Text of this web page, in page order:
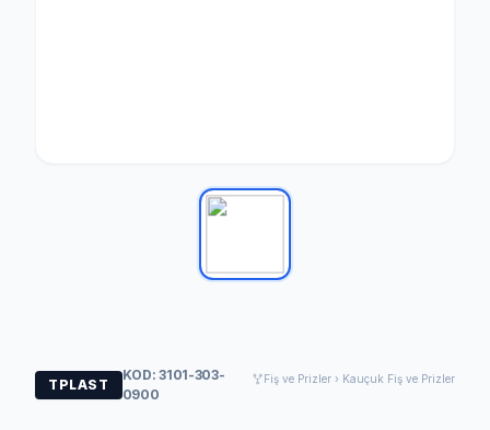
TPLAST
KOD: 3101-303-
0900
Fiş ve Prizler › Kauçuk Fiş ve Prizler